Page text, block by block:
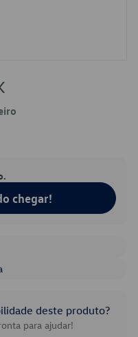
chegar!
deste produto?
para ajudar!